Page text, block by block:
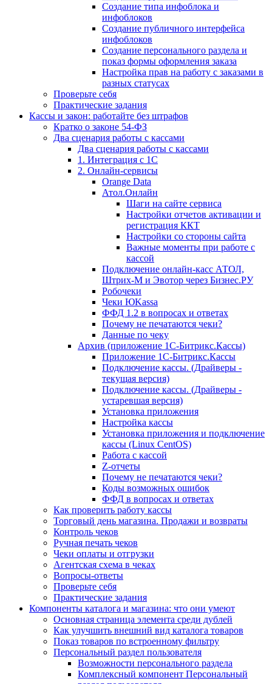
Создание типа инфоблока и
инфоблоков
Создание публичного интерфейса
инфоблоков
Создание персонального раздела и
показ формы оформления заказа
Настройка прав на работу с заказами в
разных статусах
Проверьте себя
Практические задания
Кассы и закон: работайте без штрафов
Кратко о законе 54-ФЗ
Два сценария работы с кассами
Два сценария работы с кассами
1. Интеграция с 1С
2. Онлайн-сервисы
Orange Data
Атол.Онлайн
Шаги на сайте сервиса
Настройки отчетов активации и
регистрация ККТ
Настройки со стороны сайта
Важные моменты при работе с
кассой
Подключение онлайн-касс АТОЛ,
Штрих-М и Эвотор через Бизнес.РУ
Робочеки
Чеки ЮKassa
ФФД 1.2 в вопросах и ответах
Почему не печатаются чеки?
Данные по чеку
Архив (приложение 1С-Битрикс.Кассы)
Приложение 1С-Битрикс.Кассы
Подключение кассы. (Драйверы -
текущая версия)
Подключение кассы. (Драйверы -
устаревшая версия)
Установка приложения
Настройка кассы
Установка приложения и подключение
кассы (Linux CentOS)
Работа с кассой
Z-отчеты
Почему не печатаются чеки?
Коды возможных ошибок
ФФД в вопросах и ответах
Как проверить работу кассы
Торговый день магазина. Продажи и возвраты
Контроль чеков
Ручная печать чеков
Чеки оплаты и отгрузки
Агентская схема в чеках
Вопросы-ответы
Проверьте себя
Практические задания
Компоненты каталога и магазина: что они умеют
Основная страница элемента среди дублей
Как улучшить внешний вид каталога товаров
Показ товаров по встроенному фильтру
Персональный раздел пользователя
Возможности персонального раздела
Комплексный компонент Персональный